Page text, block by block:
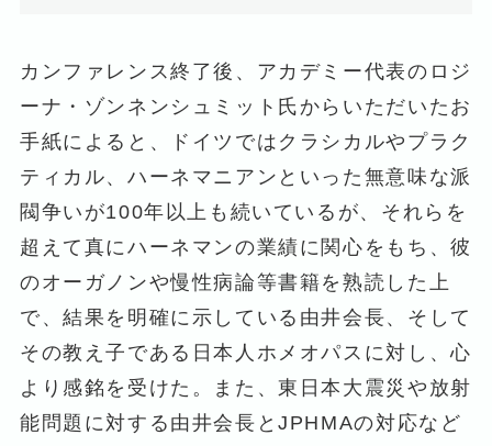
カンファレンス終了後、アカデミー代表のロジ
ーナ・ゾンネンシュミット氏からいただいたお
手紙によると、ドイツではクラシカルやプラク
ティカル、ハーネマニアンといった無意味な派
閥争いが100年以上も続いているが、それらを
超えて真にハーネマンの業績に関心をもち、彼
のオーガノンや慢性病論等書籍を熟読した上
で、結果を明確に示している由井会長、そして
その教え子である日本人ホメオパスに対し、心
より感銘を受けた。また、東日本大震災や放射
能問題に対する由井会長とJPHMAの対応など